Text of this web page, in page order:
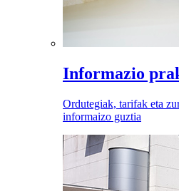
Informazio
Ordutegiak, tarifak eta
informaizo guztia